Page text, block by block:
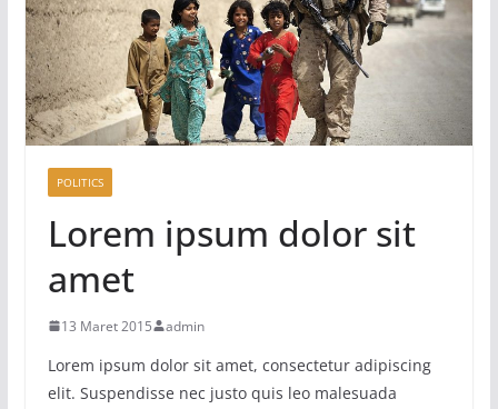
POLITICS
Lorem ipsum dolor sit
amet
13 Maret 2015 admin
Lorem ipsum dolor sit amet, consectetur adipiscing
elit. Suspendisse nec justo quis leo malesuada